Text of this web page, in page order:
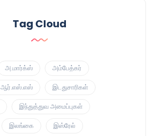
Tag Cloud
அ.மார்க்ஸ் அம்பேத்கர்
ஆர்.எஸ்.எஸ் இடதுசாரிகள்
இந்துத்துவ அமைப்புகள்
இலங்கை இஸ்ரேல்